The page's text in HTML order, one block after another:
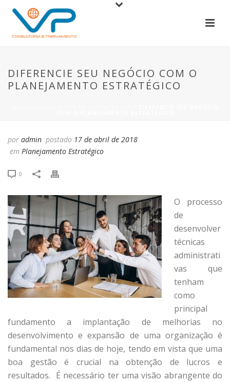
DIFERENCIE SEU NEGÓCIO COM O
PLANEJAMENTO ESTRATÉGICO
por admin postado 17 de abril de 2018
em Planejamento Estratégico
0
O processo
de
desenvolver
técnicas
administrati
vas que
tenham
como
principal
fundamento a implantação de melhorias no
desenvolvimento e expansão de uma organização é
fundamental nos dias de hoje, tendo em vista que uma
boa gestão é crucial na obtenção de lucros e
resultados. É necessário ter uma visão abrangente do